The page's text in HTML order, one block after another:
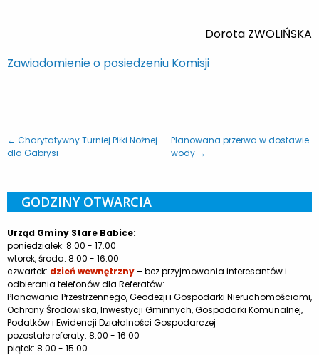
Dorota ZWOLIŃSKA
Zawiadomienie o posiedzeniu Komisji
← Charytatywny Turniej Piłki Nożnej
dla Gabrysi
Planowana przerwa w dostawie
wody →
GODZINY OTWARCIA
Urząd Gminy Stare Babice:
poniedziałek: 8.00 - 17.00
wtorek, środa: 8.00 - 16.00
czwartek: dzień wewnętrzny– bez przyjmowania interesantów i
odbierania telefonów dla Referatów:
Planowania Przestrzennego, Geodezji i Gospodarki Nieruchomościami,
Ochrony Środowiska, Inwestycji Gminnych, Gospodarki Komunalnej,
Podatków i Ewidencji Działalności Gospodarczej
pozostałe referaty: 8.00 - 16.00
piątek: 8.00 - 15.00